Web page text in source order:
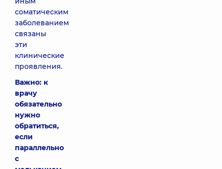
соматическим
заболеванием
связаны
эти
клинические
проявления.
Важно: к
врачу
обязательно
нужно
обратиться,
если
параллельно
с